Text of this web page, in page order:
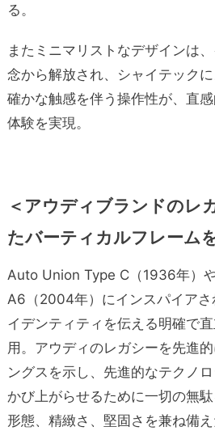
る。
またミニマリストなデザインは
念から解放され、シャイテック
確かな触感を伴う操作性が、直
体験を実現。
＜ アウディブランドのレ
たバーティカルフレーム
Auto Union Type C（1936年）
A6（2004年）にインスパイア
イデンティティを伝える明確で
用。アウディのレガシーを先進
ングスを示し、先進的なテクノ
かび上がらせるために一切の無
形態、精緻さ、堅固さを兼ね備